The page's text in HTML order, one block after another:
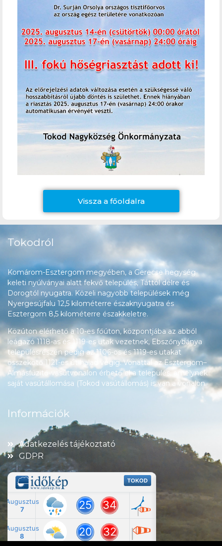
Vissza a főoldalra
Tokodról
Komárom-Esztergom megyében, a Gerecse hegység
keleti nyúlványai alatt fekvő település, Táttól délre és
Dorogtól nyugatra. Közeli nagyobb települések még
Nyergesújfalu 12,5 kilométerre északnyugatra és
Esztergom 8,5 kilométerre északkeletre.
Közúton elérhető a 10-es főúton, központjába az abból
leágazó 1118-as és 1119-es utak vezetnek, Ebszőnybánya
településrészén pedig az 1106-os és 1119-es utakat
összekötő 1121-es út halad végig. Vonattal az Esztergom–
Almásfüzitő-vasútvonalon érhető el a település, amelynek
saját vasútállomása (Tokod vasútállomás) is van a vonalon.
Információk
Adatkezelés tájékoztató
GDPR